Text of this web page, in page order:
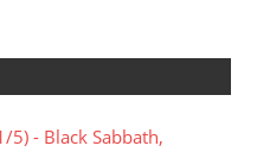
5) - Black Sabbath,